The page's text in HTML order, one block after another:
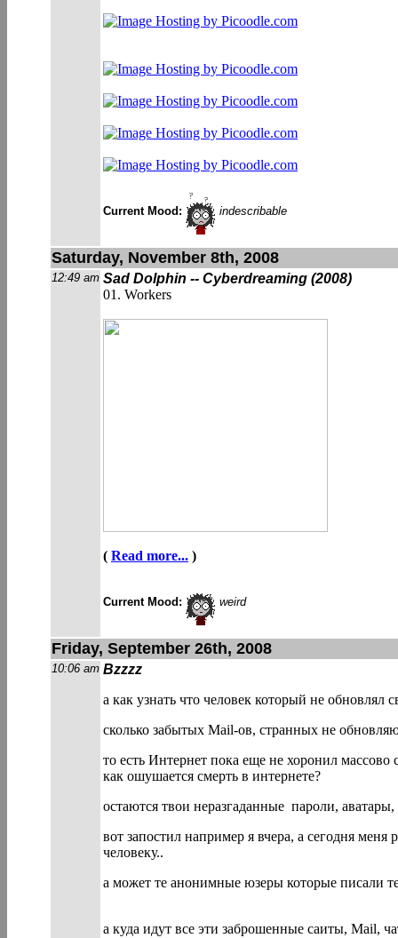
Current Mood: indescribable
Saturday, November 8th, 2008
12:49 am Sad Dolphin -- Cyberdreaming (2008)
01. Workers
( Read more... )
Current Mood: weird
Friday, September 26th, 2008
10:06 am Bzzzz
а как узнать что человек который не обновлял
сколько забытых Mail-ов, странных не
то есть Интернет пока еще не хоронил
как ошушается смерть в интернете?
остаются твои неразгаданные пароли,
вот запостил например я вчера, а сегодня
человеку..
а может те анонимные юзеры которые писали
а куда идут все эти заброшенные саиты, Mail,